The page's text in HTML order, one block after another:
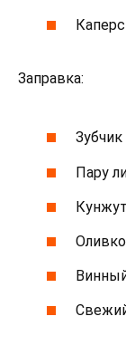
Заправка:
Пару